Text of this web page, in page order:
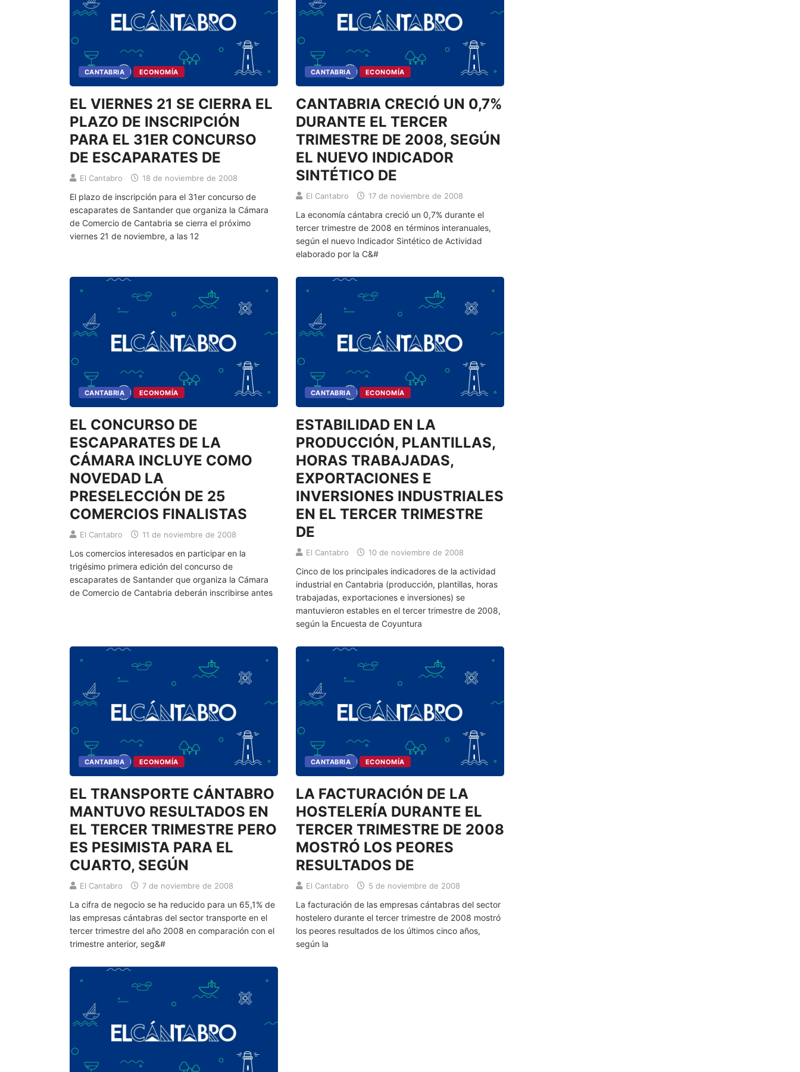
CANTABRIA ECONOMÍA
EL VIERNES 21 SE CIERRA EL
PLAZO DE INSCRIPCIÓN
PARA EL 31ER CONCURSO
DE ESCAPARATES DE
El Cantabro 18 de noviembre de 2008
El plazo de inscripción para el 31er concurso de
escaparates de Santander que organiza la Cámara
de Comercio de Cantabria se cierra el próximo
viernes 21 de noviembre, a las 12
CANTABRIA ECONOMÍA
CANTABRIA CRECIÓ UN 0,7%
DURANTE EL TERCER
TRIMESTRE DE 2008, SEGÚN
EL NUEVO INDICADOR
SINTÉTICO DE
El Cantabro 17 de noviembre de 2008
La economía cántabra creció un 0,7% durante el
tercer trimestre de 2008 en términos interanuales,
según el nuevo Indicador Sintético de Actividad
elaborado por la C&#
CANTABRIA ECONOMÍA
EL CONCURSO DE
ESCAPARATES DE LA
CÁMARA INCLUYE COMO
NOVEDAD LA
PRESELECCIÓN DE 25
COMERCIOS FINALISTAS
El Cantabro 11 de noviembre de 2008
Los comercios interesados en participar en la
trigésimo primera edición del concurso de
escaparates de Santander que organiza la Cámara
de Comercio de Cantabria deberán inscribirse antes
CANTABRIA ECONOMÍA
ESTABILIDAD EN LA
PRODUCCIÓN, PLANTILLAS,
HORAS TRABAJADAS,
EXPORTACIONES E
INVERSIONES INDUSTRIALES
EN EL TERCER TRIMESTRE
DE
El Cantabro 10 de noviembre de 2008
Cinco de los principales indicadores de la actividad
industrial en Cantabria (producción, plantillas, horas
trabajadas, exportaciones e inversiones) se
mantuvieron estables en el tercer trimestre de 2008,
según la Encuesta de Coyuntura
CANTABRIA ECONOMÍA
EL TRANSPORTE CÁNTABRO
MANTUVO RESULTADOS EN
EL TERCER TRIMESTRE PERO
ES PESIMISTA PARA EL
CUARTO, SEGÚN
El Cantabro 7 de noviembre de 2008
La cifra de negocio se ha reducido para un 65,1% de
las empresas cántabras del sector transporte en el
tercer trimestre del año 2008 en comparación con el
trimestre anterior, seg&#
CANTABRIA ECONOMÍA
LA FACTURACIÓN DE LA
HOSTELERÍA DURANTE EL
TERCER TRIMESTRE DE 2008
MOSTRÓ LOS PEORES
RESULTADOS DE
El Cantabro 5 de noviembre de 2008
La facturación de las empresas cántabras del sector
hostelero durante el tercer trimestre de 2008 mostró
los peores resultados de los últimos cinco años,
según la